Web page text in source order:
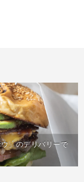
」のデリバリーで